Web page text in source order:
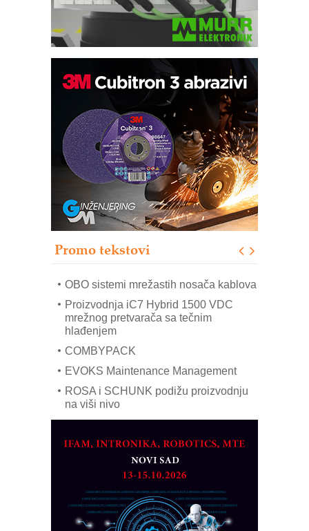
Promo tekstovi
Potpuna efikasnost bez složenih
sistema
Trajna oznaka kao dugoročna korist
Bezbednost na prvom mestu!
IB BLUMENAUER - više od 40 godina
poverenja u industriji
RMQ-TITAN ADVANCED INDICATOR
– Pametna signalizacija za efikasnije
upravljanje mašinama
Mitutoyo Crysta-Apex V PLUS: Nova
OBO sistemi mrežastih nosača kablova
Proizvodnja iC7 Hybrid 1500 VDC
mrežnog pretvarača sa tečnim
hlađenjem
COMBYPACK
EVOKS Maintenance Management
ROSA i SCHUNK podižu proizvodnju
na viši nivo
MAREX - Lim i mašine za savremena
Marcom-plast d.o.o.- vaš pouzdan
partner
CTO - Prilagodite svoju toplinsku
obradu!